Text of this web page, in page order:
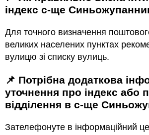
індекс с-ще
Для точного визначення
великих населених пунктах
вулицю зі списку вулиць.
📌 Потрібна додаткова інформація або
уточнення про індекс або
відділення в с-ще
Зателефонуте в інформаційний